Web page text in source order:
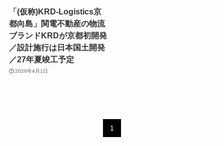
「(仮称)KRD-Logistics京
都向島」関電不動産の物流
ブランドKRDが京都初開発
／設計施行は日本国土開発
／27年夏竣工予定
2026年4月1日
1